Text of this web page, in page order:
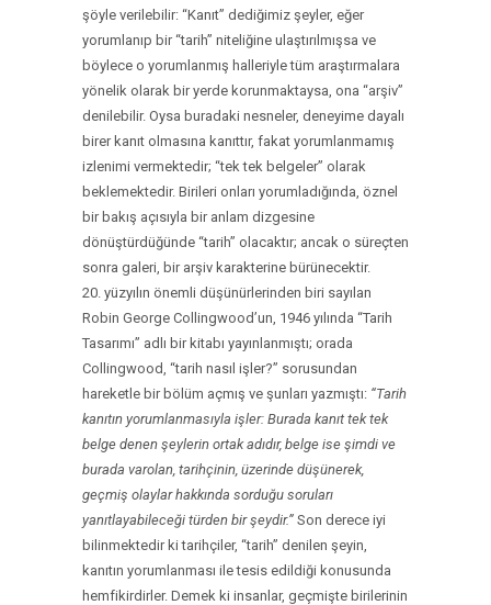
şöyle verilebilir: “Kanıt” dediğimiz şeyler, eğer
yorumlanıp bir “tarih” niteliğine ulaştırılmışsa ve
böylece o yorumlanmış halleriyle tüm araştırmalara
yönelik olarak bir yerde korunmaktaysa, ona “arşiv”
denilebilir. Oysa buradaki nesneler, deneyime dayalı
birer kanıt olmasına kanıttır, fakat yorumlanmamış
izlenimi vermektedir; “tek tek belgeler” olarak
beklemektedir. Birileri onları yorumladığında, öznel
bir bakış açısıyla bir anlam dizgesine
dönüştürdüğünde “tarih” olacaktır; ancak o süreçten
sonra galeri, bir arşiv karakterine bürünecektir.
20. yüzyılın önemli düşünürlerinden biri sayılan
Robin George Collingwood’un, 1946 yılında “Tarih
Tasarımı” adlı bir kitabı yayınlanmıştı; orada
Collingwood, “tarih nasıl işler?” sorusundan
hareketle bir bölüm açmış ve şunları yazmıştı: “Tarih
kanıtın yorumlanmasıyla işler: Burada kanıt tek tek
belge denen şeylerin ortak adıdır, belge ise şimdi ve
burada varolan, tarihçinin, üzerinde düşünerek,
geçmiş olaylar hakkında sorduğu soruları
yanıtlayabileceği türden bir şeydir.” Son derece iyi
bilinmektedir ki tarihçiler, “tarih” denilen şeyin,
kanıtın yorumlanması ile tesis edildiği konusunda
hemfikirdirler. Demek ki insanlar, geçmişte birilerinin